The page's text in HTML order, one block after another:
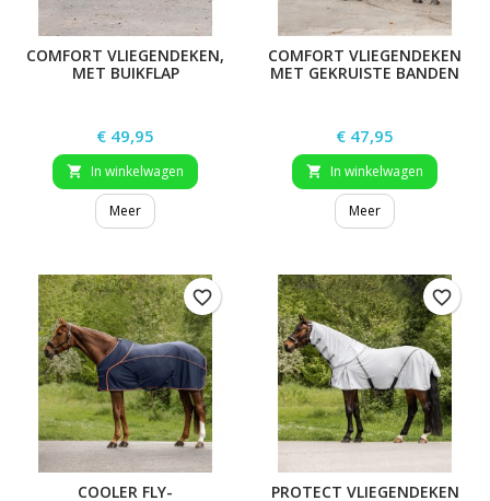
COMFORT VLIEGENDEKEN,
MET BUIKFLAP
Prijs
€ 49,95
 In winkelwagen
Meer
COMFORT VLIEGENDEKEN
MET GEKRUISTE BANDEN
Prijs
€ 47,95
 In winkelwagen
Meer
COOLER FLY-
favorite_border
PROTECT VLIEGENDEKEN
favorite_border